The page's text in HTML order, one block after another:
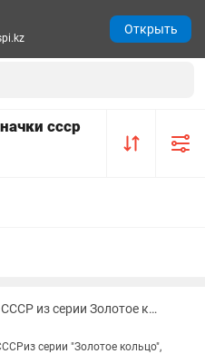
ссср
Значки СССР из серии Золотое кольцо
серии "Золотое кольцо",
Открыть